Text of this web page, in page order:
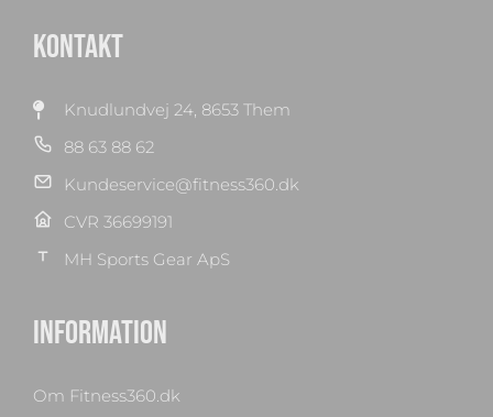
KONTAKT
Knudlundvej 24, 8653 Them
88 63 88 62
Kundeservice@fitness360.dk
CVR 36699191
MH Sports Gear ApS
INFORMATION
Om Fitness360.dk